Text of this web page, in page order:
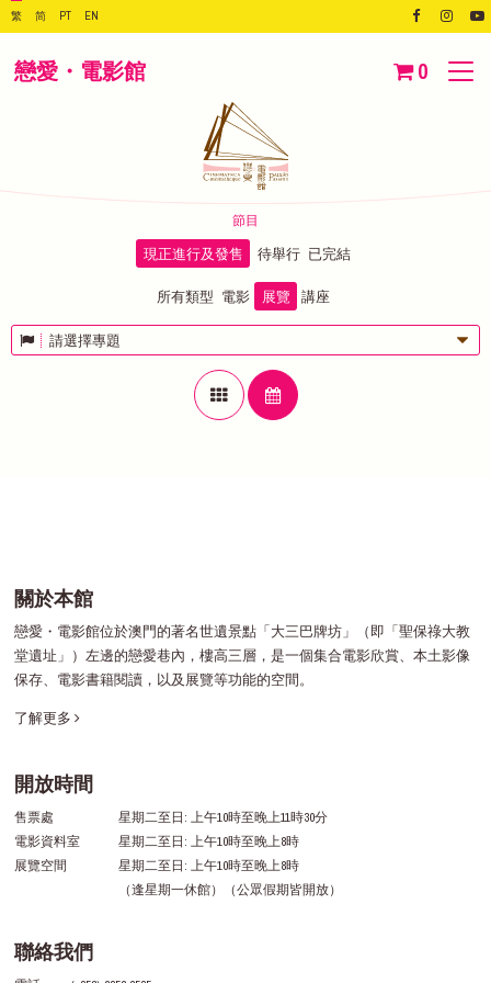
繁 简 PT EN
戀愛・電影館 0
節目
現正進行及發售 待舉行 已完結
所有類型 電影 展覽 講座
請選擇專題
關於本館
戀愛・電影館位於澳門的著名世遺景點「大三巴牌坊」（即「聖保祿大教
堂遺址」）左邊的戀愛巷內，樓高三層，是一個集合電影欣賞、本土影像
保存、電影書籍閱讀，以及展覽等功能的空間。
了解更多
開放時間
售票處
星期二至日: 上午10時至晚上11時30分
電影資料室
星期二至日: 上午10時至晚上8時
展覽空間
星期二至日: 上午10時至晚上8時
（逢星期一休館）（公眾假期皆開放）
聯絡我們